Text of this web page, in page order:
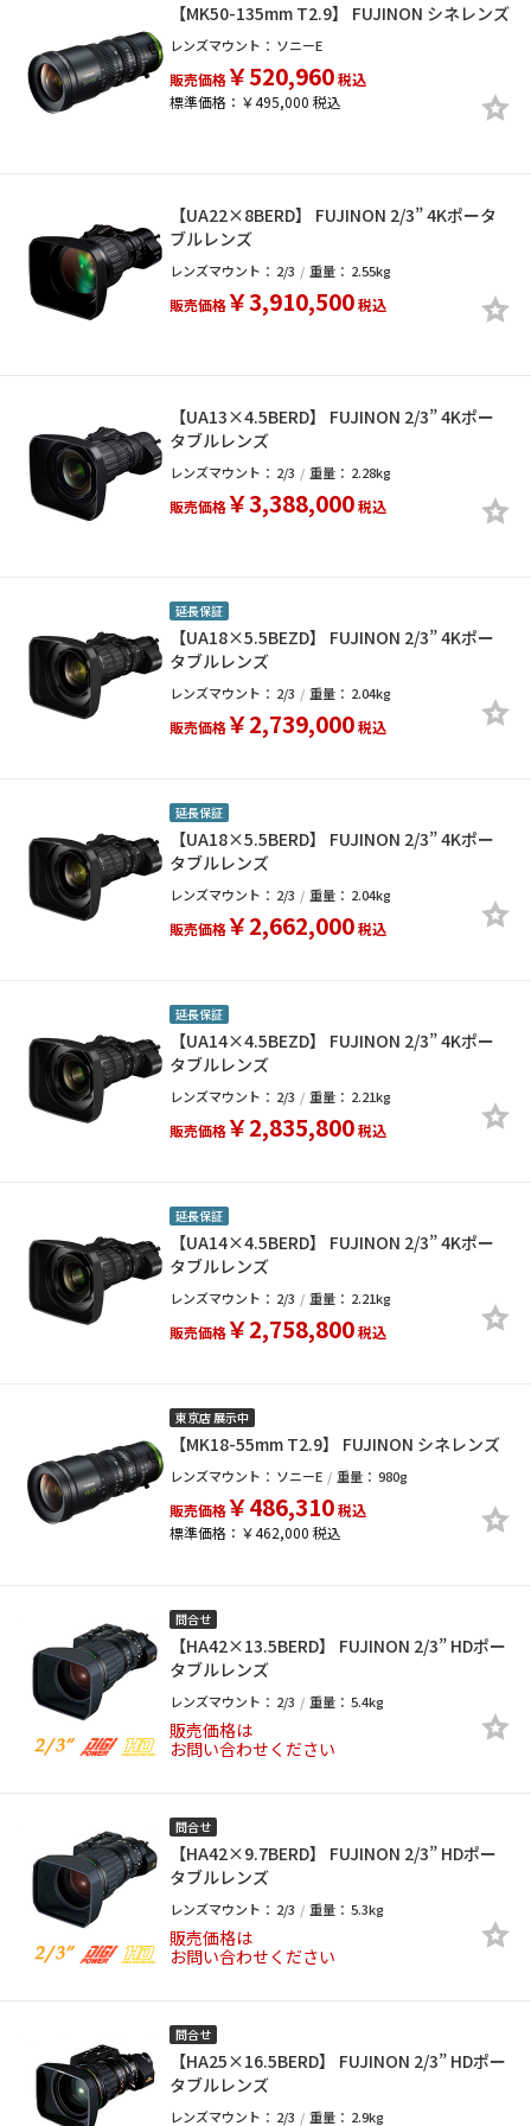
【MK50-135mm T2.9】 FUJINON シネレンズ
レンズマウント： ソニーE
販売価格￥520,960税込
標準価格：￥495,000 税込
【UA22×8BERD】 FUJINON 2/3” 4Kポータ
ブルレンズ
レンズマウント： 2/3 重量： 2.55kg
販売価格￥3,910,500税込
【UA13×4.5BERD】 FUJINON 2/3” 4Kポー
タブルレンズ
レンズマウント： 2/3 重量： 2.28kg
販売価格￥3,388,000税込
延長保証
【UA18×5.5BEZD】 FUJINON 2/3” 4Kポー
タブルレンズ
レンズマウント： 2/3 重量： 2.04kg
販売価格￥2,739,000税込
延長保証
【UA18×5.5BERD】 FUJINON 2/3” 4Kポー
タブルレンズ
レンズマウント： 2/3 重量： 2.04kg
販売価格￥2,662,000税込
延長保証
【UA14×4.5BEZD】 FUJINON 2/3” 4Kポー
タブルレンズ
レンズマウント： 2/3 重量： 2.21kg
販売価格￥2,835,800税込
延長保証
【UA14×4.5BERD】 FUJINON 2/3” 4Kポー
タブルレンズ
レンズマウント： 2/3 重量： 2.21kg
販売価格￥2,758,800税込
東京店 展示中
【MK18-55mm T2.9】 FUJINON シネレンズ
レンズマウント： ソニーE 重量：980g
販売価格￥486,310税込
標準価格：￥462,000 税込
問合せ
【HA42×13.5BERD】 FUJINON 2/3” HDポー
タブルレンズ
レンズマウント： 2/3 重量：5.4kg
販売価格は
お問い合わせください
問合せ
【HA42×9.7BERD】 FUJINON 2/3” HDポー
タブルレンズ
レンズマウント： 2/3 重量：5.3kg
販売価格は
お問い合わせください
問合せ
【HA25×16.5BERD】 FUJINON 2/3” HDポー
タブルレンズ
レンズマウント： 2/3 重量： 2.9kg